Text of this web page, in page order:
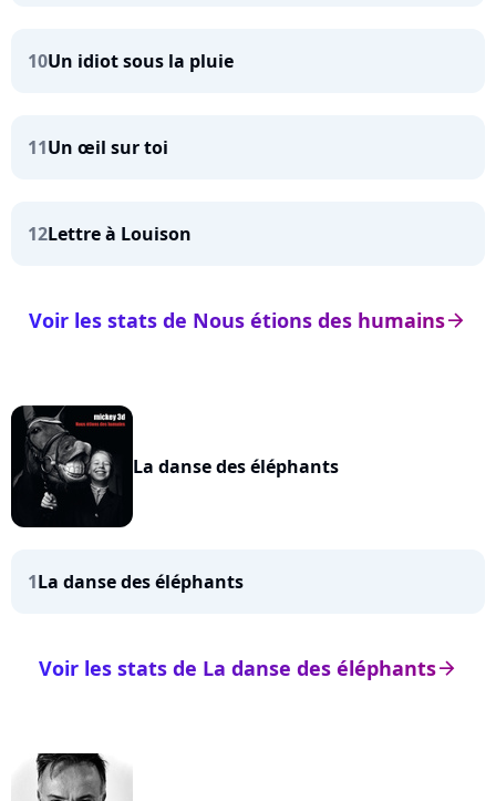
10Un idiot sous la pluie
11Un œil sur toi
12Lettre à Louison
arrow_right
Voir les stats de Nous étions des humains
La danse des éléphants
1La danse des éléphants
arrow_right
Voir les stats de La danse des éléphants